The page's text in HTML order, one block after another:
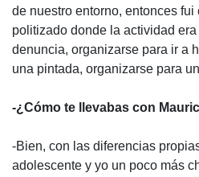
de nuestro entorno, entonces
politizado donde la actividad
denuncia, organizarse para ir a
una pintada, organizarse para
-¿Cómo te llevabas con
-Bien, con las diferencias
adolescente y yo un poco más